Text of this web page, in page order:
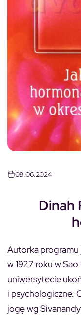
08.06.2024
Dinah
Autorka programu
w 1927 roku w
uniwersytecie
i psychologiczne.
jogę wg